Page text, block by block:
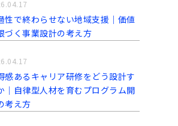
性で終わらせない地域支援｜価値
づく事業設計の考え方
感あるキャリア研修をどう設計す
｜自律型人材を育むプログラム開
考え方